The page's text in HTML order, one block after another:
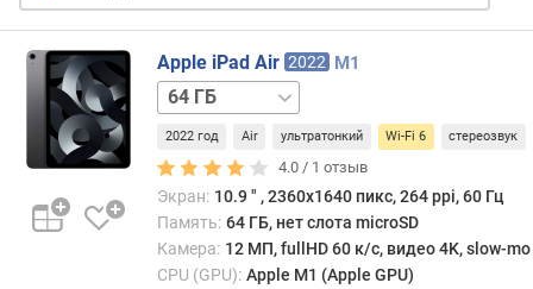
а
с
т
о
т
а
п
о
ц
Apple iPad Air 2022 M1
64 ГБ
/
5G256 ГБ
256 ГБ
/
5G
2022 год Air ультратонкий Wi-Fi 6 стереозвук
4.0 / 1 отзыв
Экран: 10.9 ″ , 2360х1640 пикс, 264 ppi, 60 Гц
Память: 64 ГБ, нет слота microSD
Камера: 12 МП, fullHD 60 к/с, видео 4K, slow-
CPU (GPU): Apple M1 (Apple GPU)